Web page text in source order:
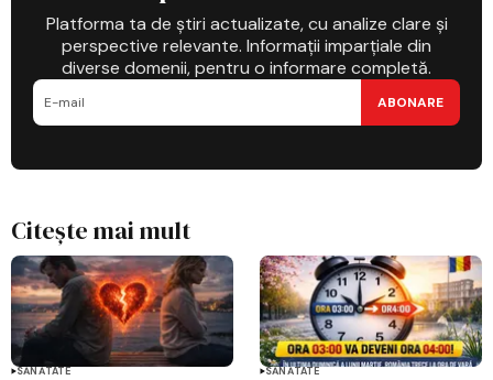
Platforma ta de știri actualizate, cu analize clare și
perspective relevante. Informații imparțiale din
diverse domenii, pentru o informare completă.
ABONARE
Citește mai mult
SĂNĂTATE SĂNĂTATE